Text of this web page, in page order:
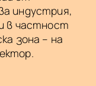
индустрия,
в частност
зона – на